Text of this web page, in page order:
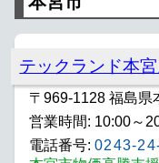
テックランド本
〒969-1128 福島県
営業時間: 10:00～
電話番号: 0243-